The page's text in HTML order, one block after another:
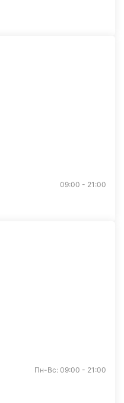
09:00 - 21:00
Пн-Вс: 09:00 - 21:00